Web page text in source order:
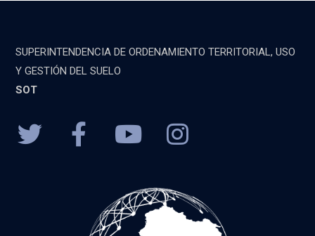
SUPERINTENDENCIA DE ORDENAMIENTO TERRITORIAL, USO
Y GESTIÓN DEL SUELO
SOT